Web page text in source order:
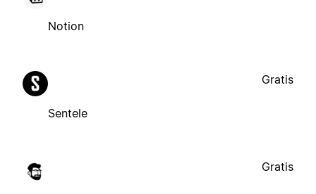
Notion
Sentele
Gratis
Gratis